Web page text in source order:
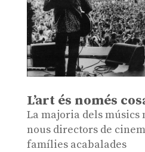
L’art és només
La majoria dels músics
nous directors de
famílies acabalades